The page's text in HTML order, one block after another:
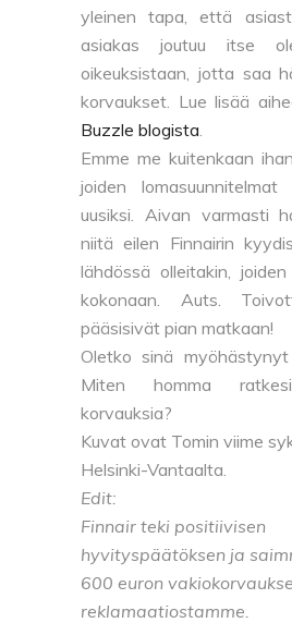
yleinen tapa, että
asiakas joutuu itse
oikeuksistaan, jotta saa
korvaukset. Lue lisää
Buzzle blogista
Emme me kuitenkaan
joiden
uusiksi. Aivan varmasti
niitä eilen Finnairin
lähdössä olleitakin,
kokonaan. Auts.
pääsisivät pian matkaan!
Oletko sinä myöhästynyt
Miten homma
korvauksia?
Kuvat ovat Tomin viime
Helsinki-Vantaalta.
Edit:
Finnair teki positiivisen
hyvityspäätöksen ja
600 euron
reklamaatiostamme.